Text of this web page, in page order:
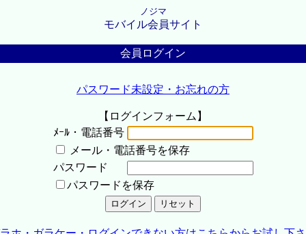
ノジマ
モバイル会員サイト
会員ログイン
パスワード未設定・お忘れの方
【ログインフォーム】
ﾒｰﾙ・電話番号
メール・電話番号を保存
パスワード
パスワードを保存